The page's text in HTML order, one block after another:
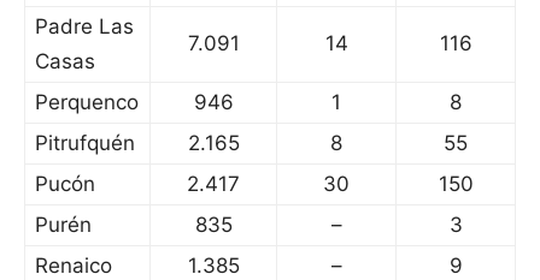
Padre Las
Casas
7.091 14 116
Perquenco 946 1
8
Pitrufquén
2.165 8
55
Pucón
2.417 30
150
Purén
835 –
3
Renaico
1.385 –
9